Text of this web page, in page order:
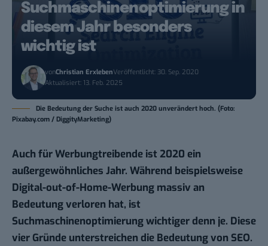
Suchmaschinenoptimierung in
diesem Jahr besonders
wichtig ist
vonChristian ErxlebenVeröffentlicht: 30. Sep. 2020
Aktualisiert: 13. Feb. 2025
Die Bedeutung der Suche ist auch 2020 unverändert hoch. (Foto:
Pixabay.com / DiggityMarketing)
Auch für Werbungtreibende ist 2020 ein
außergewöhnliches Jahr. Während beispielsweise
Digital-out-of-Home-Werbung massiv an
Bedeutung verloren hat, ist
Suchmaschinenoptimierung wichtiger denn je. Diese
vier Gründe unterstreichen die Bedeutung von SEO.